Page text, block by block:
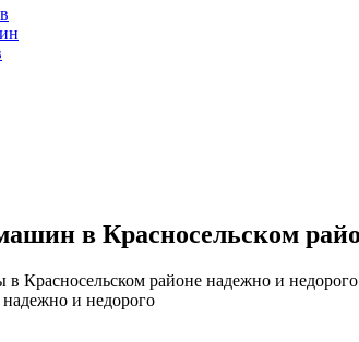
в Красносельском
Красносельском районе надежно и недорого
надежно и недорого